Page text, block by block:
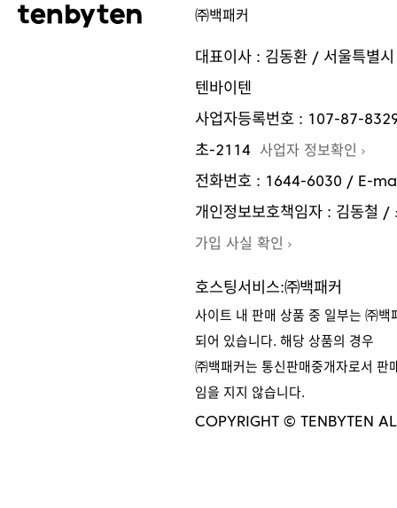
㈜백패커
대표이사 : 김동환 / 서울특별
텐바이텐
사업자등록번호 : 107-87-
초-2114 사업자 정보확인
전화번호 : 1644-6030 / E-
개인정보보호책임자 : 김동철
가입 사실 확인
호스팅서비스:㈜백패커
사이트 내 판매 상품 중 일부는 ㈜백
되어 있습니다. 해당 상품의 경우
㈜백패커는 통신판매중개자로서 판
임을 지지 않습니다.
COPYRIGHT © TENBYTEN